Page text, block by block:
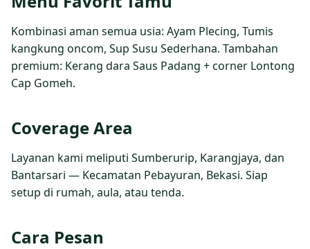
Kombinasi aman semua usia: Ayam Plecing, Tumis
kangkung oncom, Sup Susu Sederhana. Tambahan
premium: Kerang dara Saus Padang + corner Lontong
Cap Gomeh.
Coverage Area
Layanan kami meliputi Sumberurip, Karangjaya, dan
Bantarsari — Kecamatan Pebayuran, Bekasi. Siap
setup di rumah, aula, atau tenda.
Cara Pesan